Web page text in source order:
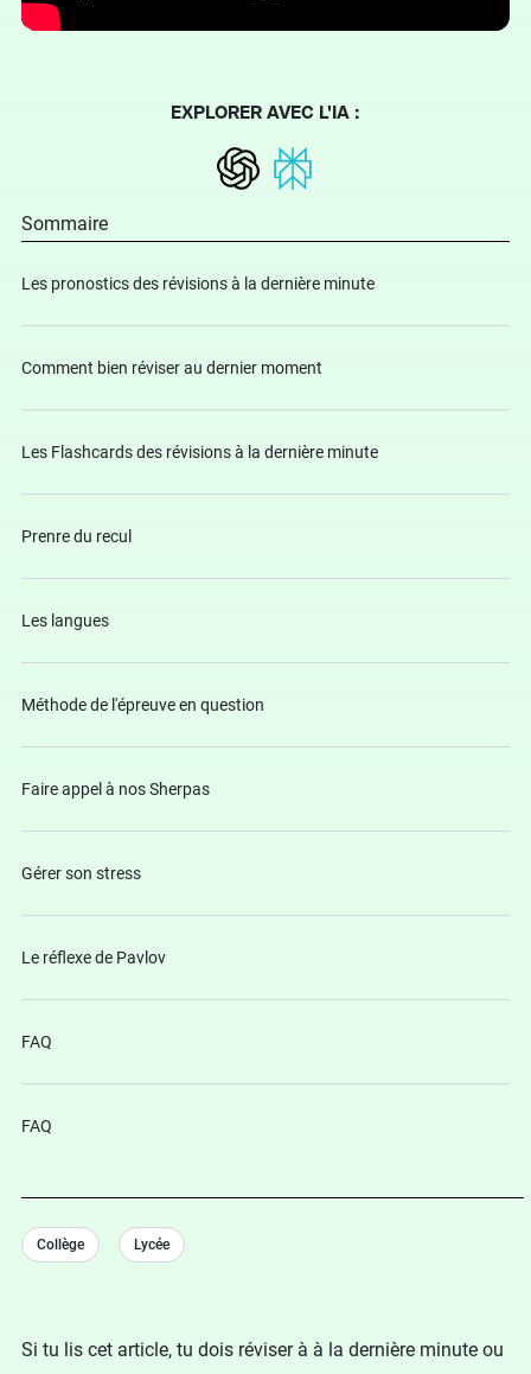
Si tu lis cet article, tu dois réviser à à la dernière minute ou
EXPLORER AVEC L'IA :
Sommaire
Les pronostics des révisions à la dernière minute
Comment bien réviser au dernier moment
Les Flashcards des révisions à la dernière minute
Prenre du recul
Les langues
Méthode de l'épreuve en question
Faire appel à nos Sherpas
Gérer son stress
Le réflexe de Pavlov
FAQ
FAQ
Collège Lycée